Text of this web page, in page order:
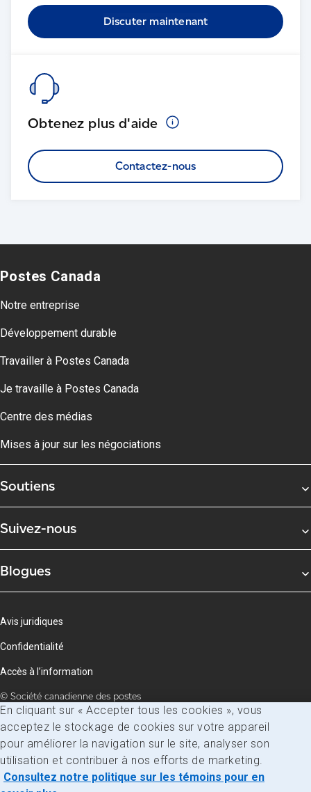
Discuter maintenant
Obtenez plusd'aide
Contactez-nous
Postes Canada
Notre entreprise
Développement durable
Travailler à Postes Canada
Je travaille à Postes Canada
Centre des médias
Mises à jour sur les négociations
Soutiens
Suivez-nous
Blogues
© Société canadienne des postes
Avis juridiques
Confidentialité
Accès à l’information
En cliquant sur « Accepter tous les cookies », vous
acceptez le stockage de cookies sur votre appareil
pour améliorer la navigation sur le site, analyser son
utilisation et contribuer à nos efforts de marketing.
Consultez notre politique sur les témoins pour en